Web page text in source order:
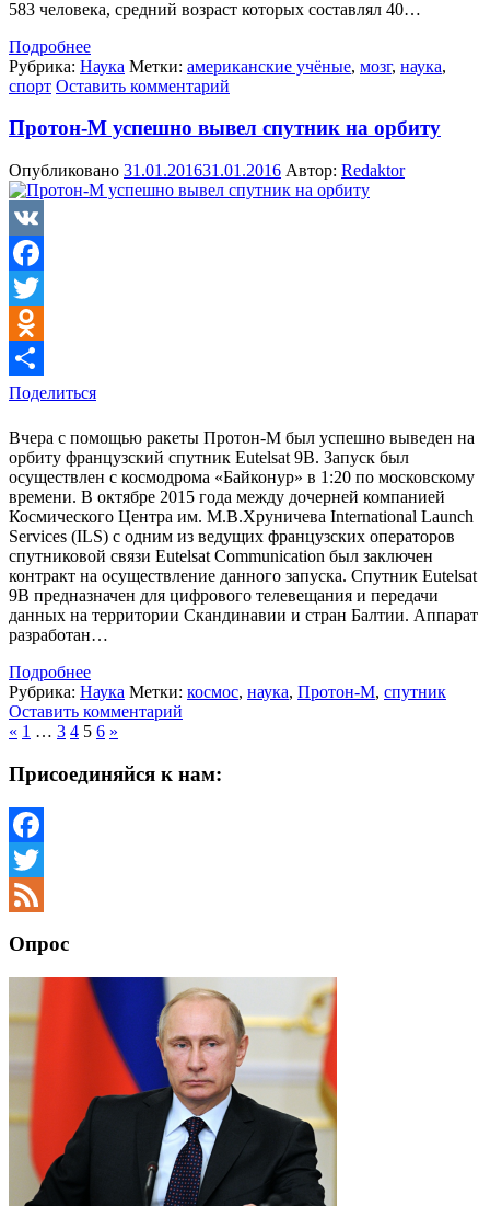
583 человека, средний возраст которых составлял 40…
Подробнее
Рубрика: Наука Метки: американские учёные, мозг, наука,
спорт Оставить комментарий
Протон-М успешно вывел спутник на орбиту
Опубликовано 31.01.201631.01.2016 Автор: Redaktor
VK
Facebook
Twitter
Odnoklassniki
Поделиться
Вчера с помощью ракеты Протон-М был успешно выведен на
орбиту французский спутник Eutelsat 9B. Запуск был
осуществлен с космодрома «Байконур» в 1:20 по московскому
времени. В октябре 2015 года между дочерней компанией
Космического Центра им. М.В.Хруничева International Launch
Services (ILS) с одним из ведущих французских операторов
спутниковой связи Eutelsat Communication был заключен
контракт на осуществление данного запуска. Спутник Eutelsat
9B предназначен для цифрового телевещания и передачи
данных на территории Скандинавии и стран Балтии. Аппарат
разработан…
Подробнее
Рубрика: Наука Метки: космос, наука, Протон-М, спутник
Оставить комментарий
« 1 … 3 4 5 6 »
Присоединяйся к нам:
Facebook
Twitter
Опрос